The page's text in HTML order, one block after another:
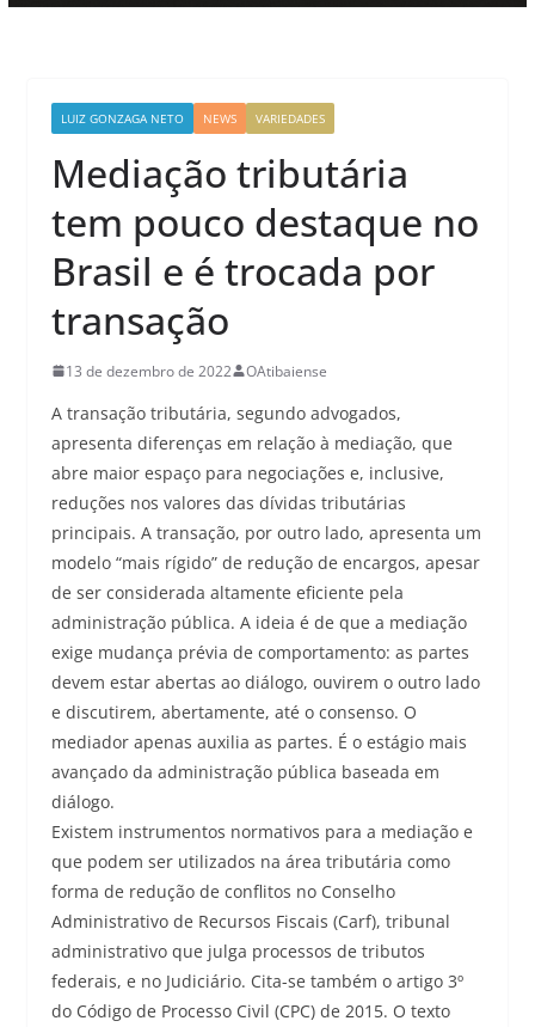
LUIZ GONZAGA NETO NEWS VARIEDADES
Mediação tributária
tem pouco destaque no
Brasil e é trocada por
transação
13 de dezembro de 2022 OAtibaiense
A transação tributária, segundo advogados,
apresenta diferenças em relação à mediação, que
abre maior espaço para negociações e, inclusive,
reduções nos valores das dívidas tributárias
principais. A transação, por outro lado, apresenta um
modelo “mais rígido” de redução de encargos, apesar
de ser considerada altamente eficiente pela
administração pública. A ideia é de que a mediação
exige mudança prévia de comportamento: as partes
devem estar abertas ao diálogo, ouvirem o outro lado
e discutirem, abertamente, até o consenso. O
mediador apenas auxilia as partes. É o estágio mais
avançado da administração pública baseada em
diálogo.
Existem instrumentos normativos para a mediação e
que podem ser utilizados na área tributária como
forma de redução de conflitos no Conselho
Administrativo de Recursos Fiscais (Carf), tribunal
administrativo que julga processos de tributos
federais, e no Judiciário. Cita-se também o artigo 3º
do Código de Processo Civil (CPC) de 2015. O texto